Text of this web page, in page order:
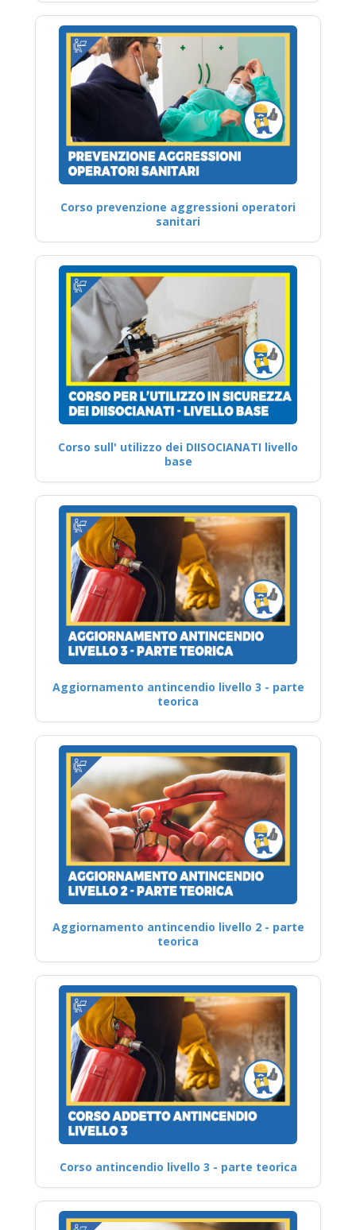
Corso prevenzione aggressioni operatori
sanitari
Corso sull' utilizzo dei DIISOCIANATI livello
base
Aggiornamento antincendio livello 3 - parte
teorica
Aggiornamento antincendio livello 2 - parte
teorica
Corso antincendio livello 3 - parte teorica